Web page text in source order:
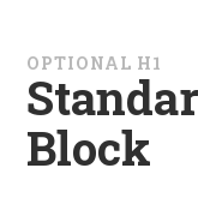
OPTIONAL H1
Block